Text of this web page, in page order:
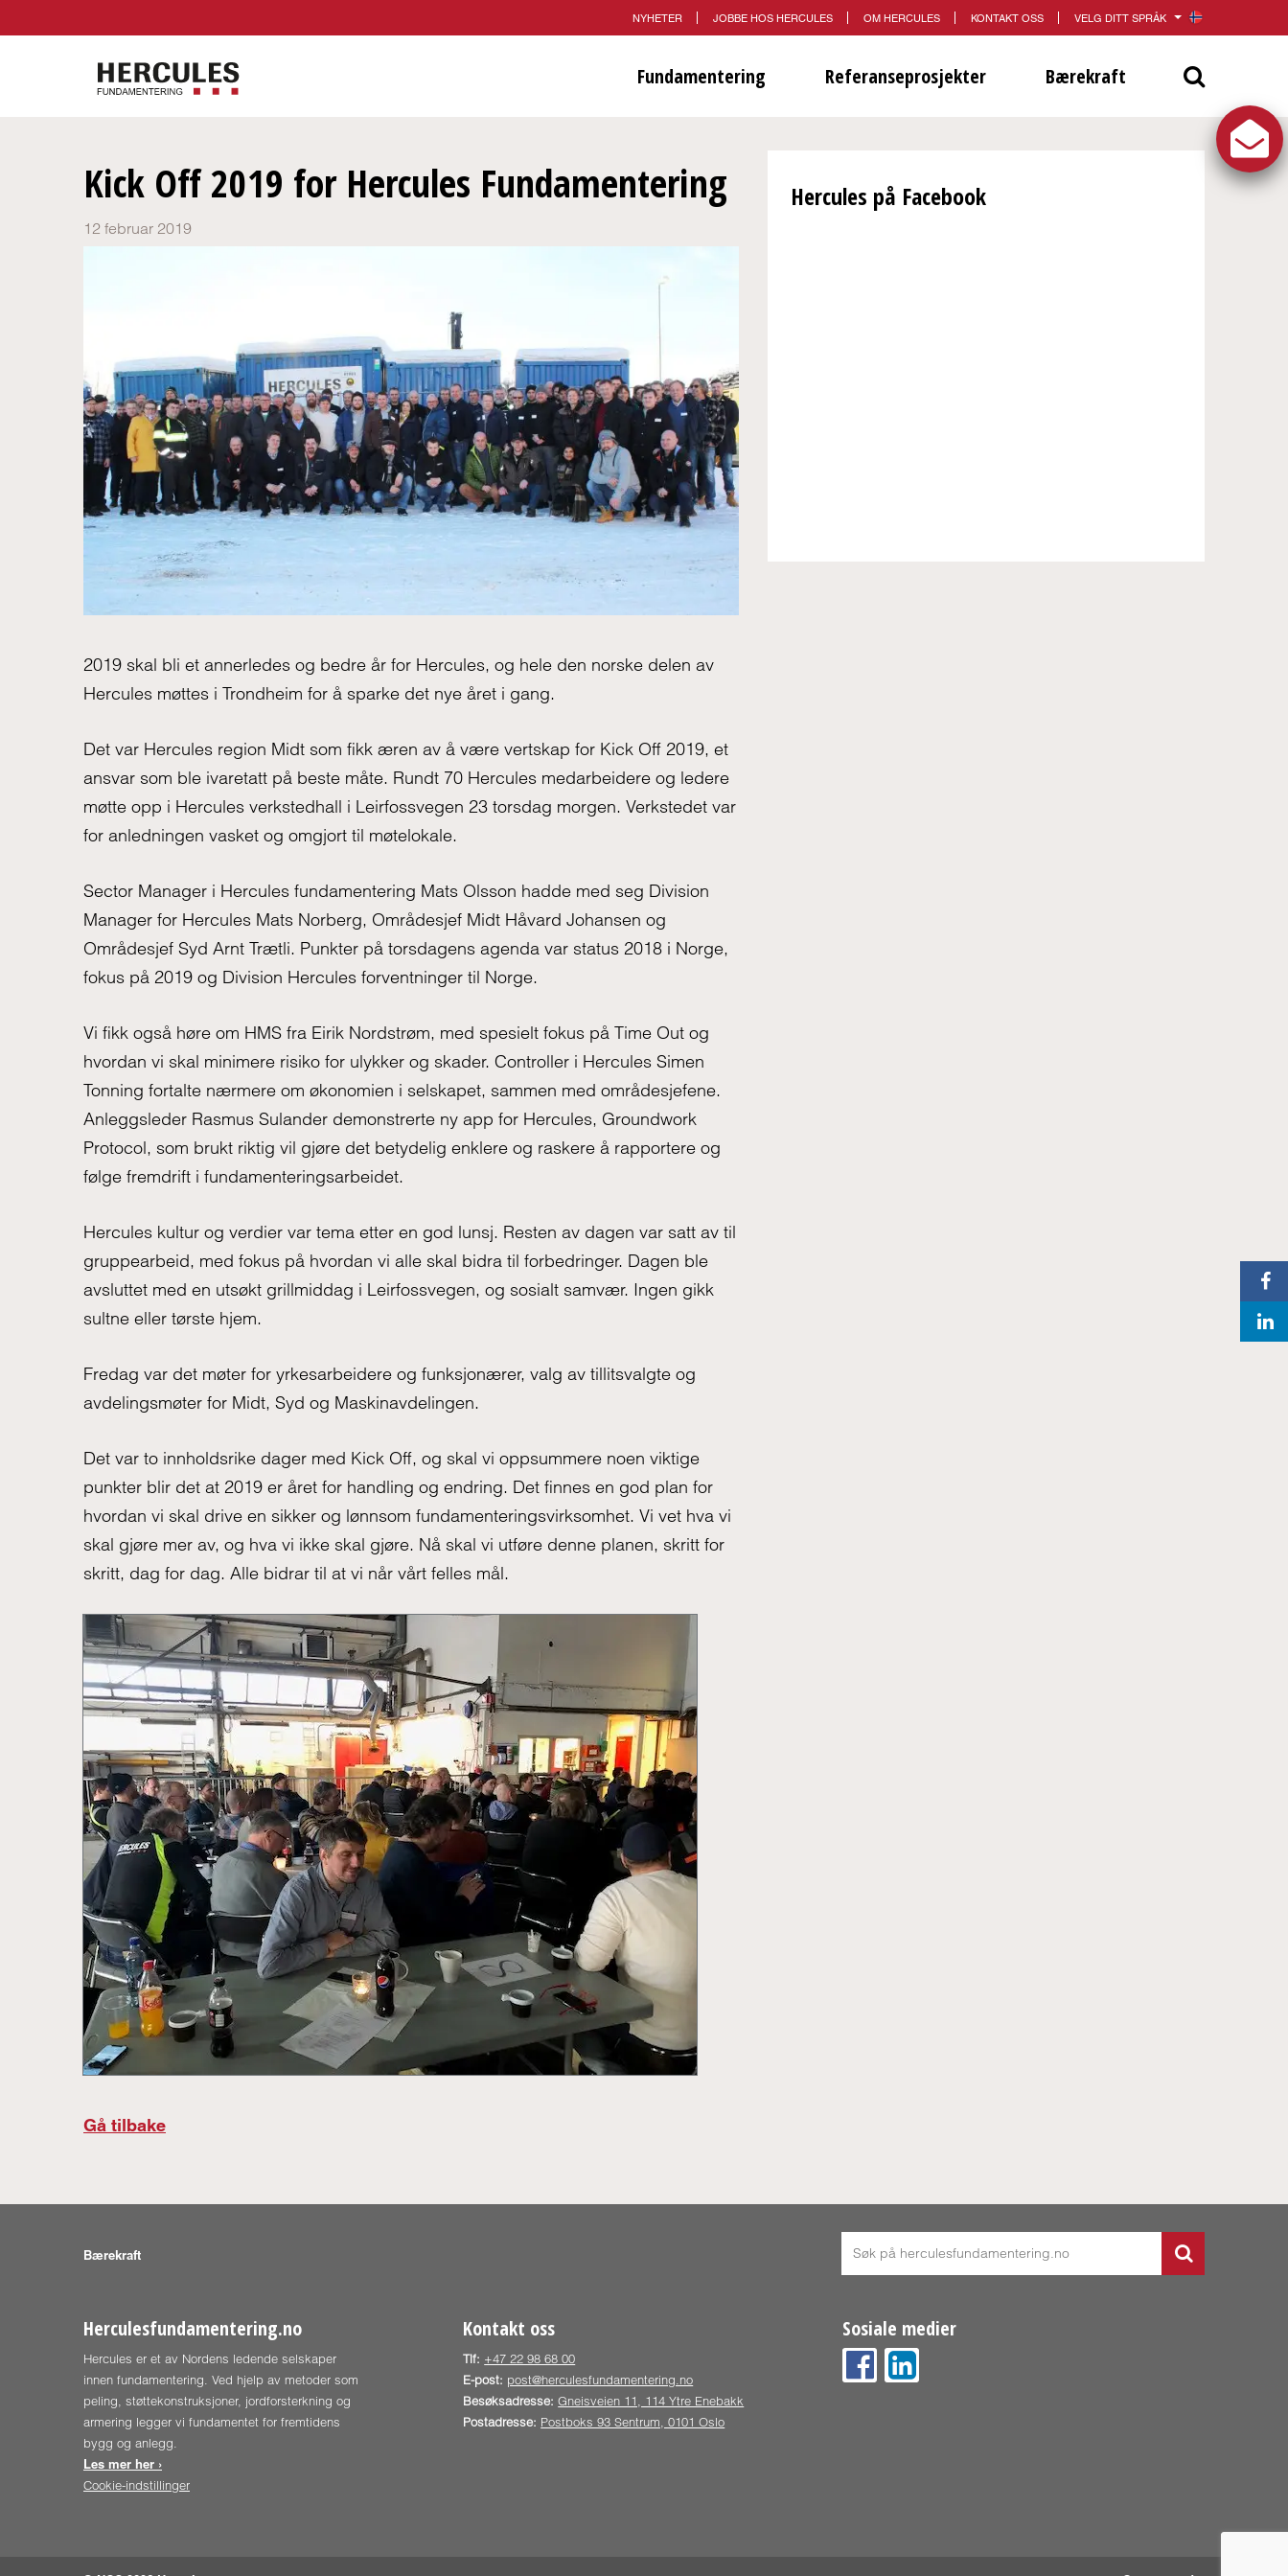
NYHETER JOBBE HOS HERCULES OM HERCULES KONTAKT OSS VELG DITT SPRÅK
Fundamentering Referanseprosjekter Bærekraft
Kick Off 2019 for Hercules Fundamentering
12 februar 2019
2019 skal bli et annerledes og bedre år for Hercules, og hele den norske delen av
Hercules møttes i Trondheim for å sparke det nye året i gang.
Det var Hercules region Midt som fikk æren av å være vertskap for Kick Off 2019, et
ansvar som ble ivaretatt på beste måte. Rundt 70 Hercules medarbeidere og ledere
møtte opp i Hercules verkstedhall i Leirfossvegen 23 torsdag morgen. Verkstedet var
for anledningen vasket og omgjort til møtelokale.
Sector Manager i Hercules fundamentering Mats Olsson hadde med seg Division
Manager for Hercules Mats Norberg, Områdesjef Midt Håvard Johansen og
Områdesjef Syd Arnt Trætli. Punkter på torsdagens agenda var status 2018 i Norge,
fokus på 2019 og Division Hercules forventninger til Norge.
Vi fikk også høre om HMS fra Eirik Nordstrøm, med spesielt fokus på Time Out og
hvordan vi skal minimere risiko for ulykker og skader. Controller i Hercules Simen
Tonning fortalte nærmere om økonomien i selskapet, sammen med områdesjefene.
Anleggsleder Rasmus Sulander demonstrerte ny app for Hercules, Groundwork
Protocol, som brukt riktig vil gjøre det betydelig enklere og raskere å rapportere og
følge fremdrift i fundamenteringsarbeidet.
Hercules kultur og verdier var tema etter en god lunsj. Resten av dagen var satt av til
gruppearbeid, med fokus på hvordan vi alle skal bidra til forbedringer. Dagen ble
avsluttet med en utsøkt grillmiddag i Leirfossvegen, og sosialt samvær. Ingen gikk
sultne eller tørste hjem.
Fredag var det møter for yrkesarbeidere og funksjonærer, valg av tillitsvalgte og
avdelingsmøter for Midt, Syd og Maskinavdelingen.
Det var to innholdsrike dager med Kick Off, og skal vi oppsummere noen viktige
punkter blir det at 2019 er året for handling og endring. Det finnes en god plan for
hvordan vi skal drive en sikker og lønnsom fundamenteringsvirksomhet. Vi vet hva vi
skal gjøre mer av, og hva vi ikke skal gjøre. Nå skal vi utføre denne planen, skritt for
skritt, dag for dag. Alle bidrar til at vi når vårt felles mål.
Gå tilbake
Hercules på Facebook
Bærekraft
Herculesfundamentering.no
Hercules er et av Nordens ledende selskaper
innen fundamentering. Ved hjelp av metoder som
peling, støttekonstruksjoner, jordforsterkning og
armering legger vi fundamentet for fremtidens
bygg og anlegg.
Les mer her ›
Cookie-indstillinger
Kontakt oss
Tlf: +47 22 98 68 00
E-post: post@herculesfundamentering.no
Besøksadresse: Gneisveien 11, 114 Ytre Enebakk
Postadresse: Postboks 93 Sentrum, 0101 Oslo
Sosiale medier